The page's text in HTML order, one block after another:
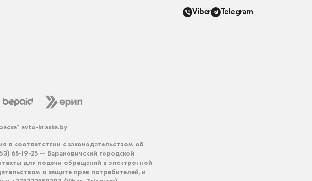
Viber Telegram
avto-kraska.by
в соответствии с законодательством об
65-19-25 – Барановичский городской
для подачи обращений в электронной
о защите прав потребителей, и